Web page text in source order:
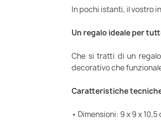
In pochi istanti, il vostro
Un regalo ideale per
Che si tratti di un
decorativo che
Caratteristiche
• Dimensioni: 9 x 9 x